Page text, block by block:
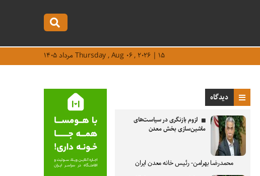
Thursday , Aug ۰۶ , ۲۰۲۶ | ۱۵ مرداد ۱۴۰۵
دیدگاه
لزوم بازنگری در سیاست‌های
ماشین‌سازی بخش معدن
محمدرضا بهرامن- رئیس خانه معدن ایران